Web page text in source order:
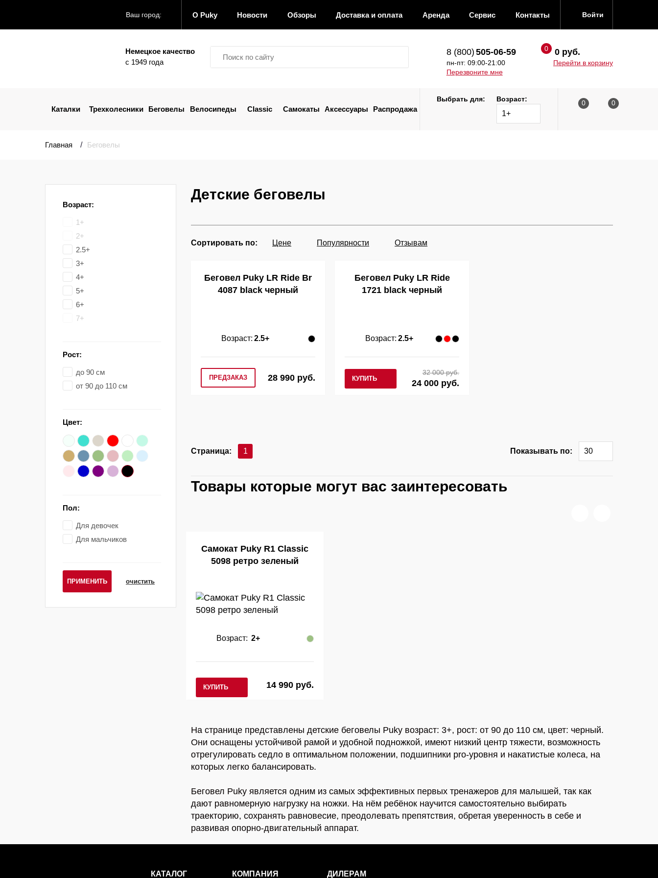
Ваш город: О Puky Новости Обзоры Доставка и оплата Аренда Сервис Контакты Войти
Немецкое качество
с 1949 года
8 (800) 505-06-59
пн-пт: 09:00-21:00
Перезвоните мне
0 руб.
Перейти в корзину
Каталки Трехколесники Беговелы Велосипеды Classic Самокаты Аксессуары Распродажа
Выбрать для: Возраст:
1+
Главная Беговелы
Возраст:
1+
2+
2.5+
3+
4+
5+
6+
7+
Рост:
до 90 см
от 90 до 110 см
Цвет:
Пол:
Для девочек
Для мальчиков
ПРИМЕНИТЬ очистить
Детские беговелы
Сортировать по: Цене Популярности Отзывам
Беговел Puky LR Ride Br
4087 black черный
Возраст: 2.5+
ПРЕДЗАКАЗ 28 990 руб.
Беговел Puky LR Ride
1721 black черный
Возраст: 2.5+
КУПИТЬ
32 000 руб.
24 000 руб.
Страница: 1 Показывать по: 30
Товары которые могут вас заинтересовать
Самокат Puky R1 Classic
5098 ретро зеленый
Возраст: 2+
КУПИТЬ 14 990 руб.
На странице представлены детские беговелы Puky возраст: 3+, рост: от 90 до 110 см, цвет: черный.
Они оснащены устойчивой рамой и удобной подножкой, имеют низкий центр тяжести, возможность
отрегулировать седло в оптимальном положении, подшипники pro-уровня и накатистые колеса, на
которых легко балансировать.
Беговел Puky является одним из самых эффективных первых тренажеров для малышей, так как
дают равномерную нагрузку на ножки. На нём ребёнок научится самостоятельно выбирать
траекторию, сохранять равновесие, преодолевать препятствия, обретая уверенность в себе и
развивая опорно-двигательный аппарат.
КАТАЛОГ КОМПАНИЯ ДИЛЕРАМ